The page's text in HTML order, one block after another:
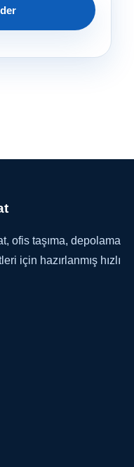
ofis taşıma, depolama
için hazırlanmış hızlı